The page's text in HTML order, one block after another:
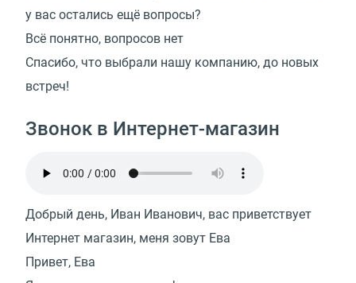
у вас остались ещё вопросы?
Всё понятно, вопросов нет
Спасибо, что выбрали нашу компанию, до новых
встреч!
Звонок в Интернет-магазин
Добрый день, Иван Иванович, вас приветствует
Интернет магазин, меня зовут Ева
Привет, Ева